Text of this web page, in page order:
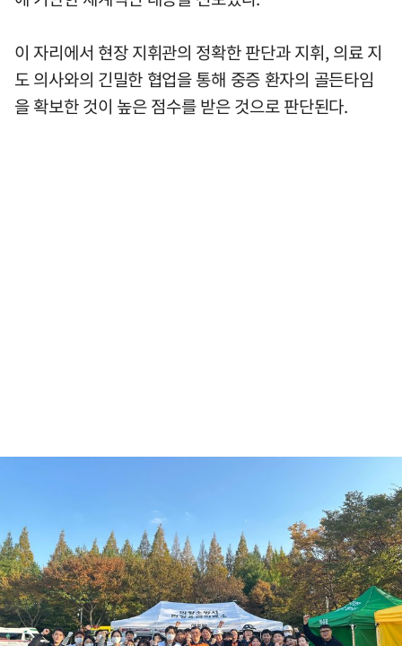
이 자리에서 현장 지휘관의 정확한 판단과 지휘, 의료 지
도 의사와의 긴밀한 협업을 통해 중증 환자의 골든타임
을 확보한 것이 높은 점수를 받은 것으로 판단된다.